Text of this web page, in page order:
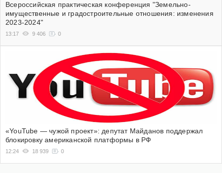
Всероссийская практическая конференция "Земельно-
имущественные и градостроительные отношения: изменения
2023-2024"
13:17 9 406 0
«YouTube — чужой проект»: депутат Майданов поддержал
блокировку американской платформы в РФ
12:24 18 939 0